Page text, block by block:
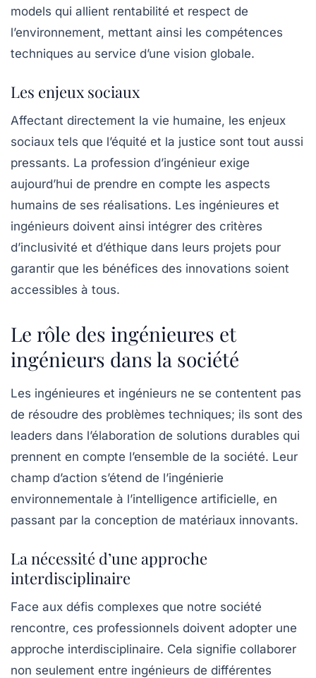
models qui allient rentabilité et respect de
l’environnement, mettant ainsi les compétences
techniques au service d’une vision globale.
Les enjeux sociaux
Affectant directement la vie humaine, les enjeux
sociaux tels que l’équité et la justice sont tout aussi
pressants. La profession d’ingénieur exige
aujourd’hui de prendre en compte les aspects
humains de ses réalisations. Les ingénieures et
ingénieurs doivent ainsi intégrer des critères
d’inclusivité et d’éthique dans leurs projets pour
garantir que les bénéfices des innovations soient
accessibles à tous.
Le rôle des ingénieures et
ingénieurs dans la société
Les ingénieures et ingénieurs ne se contentent pas
de résoudre des problèmes techniques; ils sont des
leaders dans l’élaboration de solutions durables qui
prennent en compte l’ensemble de la société. Leur
champ d’action s’étend de l’ingénierie
environnementale à l’intelligence artificielle, en
passant par la conception de matériaux innovants.
La nécessité d’une approche
interdisciplinaire
Face aux défis complexes que notre société
rencontre, ces professionnels doivent adopter une
approche interdisciplinaire. Cela signifie collaborer
non seulement entre ingénieurs de différentes